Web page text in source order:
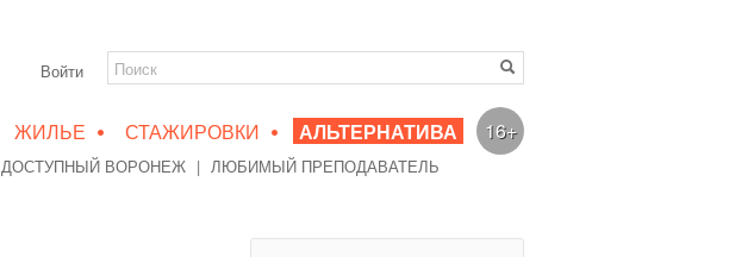
Войти
ЖИЛЬЕ • СТАЖИРОВКИ • АЛЬТЕРНАТИВА
ДОСТУПНЫЙ ВОРОНЕЖ | ЛЮБИМЫЙ ПРЕПОДАВАТЕЛЬ
16+